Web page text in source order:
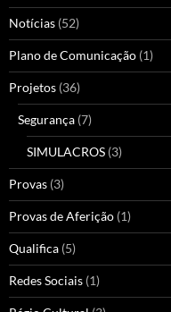
Notícias (52)
Plano de Comunicação (1)
Projetos (36)
Segurança (7)
SIMULACROS (3)
Provas (3)
Provas de Aferição (1)
Qualifica (5)
Redes Sociais (1)